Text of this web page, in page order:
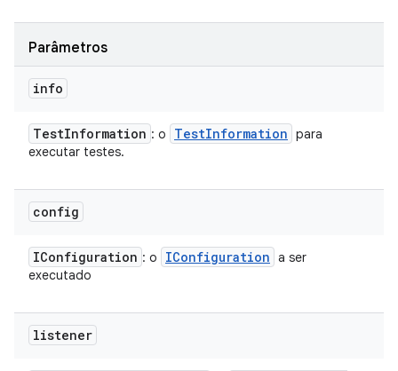
Parâmetros
info
TestInformation : o TestInformation para
executar testes.
config
IConfiguration : o IConfiguration a ser
executado
listener